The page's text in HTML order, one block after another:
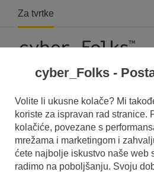
Za tvrtke
Pročitajte što je toNetiketau
Pomoći će vam da bolje razumijete
Netiketai koje je značenje u
cyber_Folks -
Volite li ukusne kolače? Mi
koriste za ispravan rad stranice.
kolačiće, povezane s
mrežama i marketingom i
ćete najbolje iskustvo naše web
radimo na poboljšanju. Svoju